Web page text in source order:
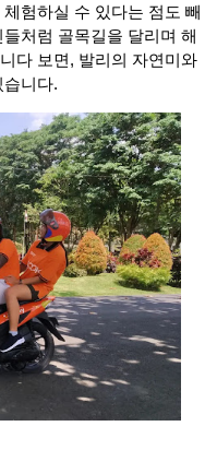
험하실 수 있다는 점도 빼
처럼 골목길을 달리며 해
다 보면, 발리의 자연미와
니다.